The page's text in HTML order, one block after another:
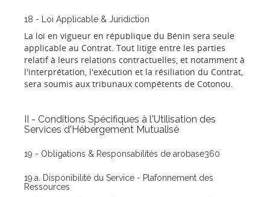
18 - Loi Applicable & Juridiction
La loi en vigueur en république du Bénin sera seule
applicable au Contrat. Tout litige entre les parties
relatif à leurs relations contractuelles, et notamment à
l'interprétation, l'exécution et la résiliation du Contrat,
sera soumis aux tribunaux compétents de Cotonou.
II - Conditions Spécifiques à l'Utilisation des
Services d'Hébergement Mutualisé
19 - Obligations & Responsabilités de arobase360
19.a. Disponibilité du Service - Plafonnement des
Ressources